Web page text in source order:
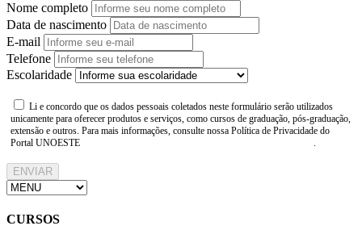
Nome completo
Data de nascimento
E-mail
Telefone
Escolaridade
Li e concordo que os dados pessoais coletados neste formulário serão utilizados
unicamente para oferecer produtos e serviços, como cursos de graduação, pós-graduação,
extensão e outros. Para mais informações, consulte nossa Política de Privacidade do
Portal UNOESTE
.
ENVIAR
CURSOS